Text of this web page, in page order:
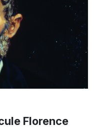
Florence